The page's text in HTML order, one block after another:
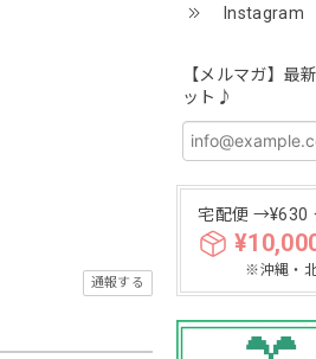
Instagram
【メルマガ】最
ット♪
宅配便 →¥630
※沖縄・
通報する